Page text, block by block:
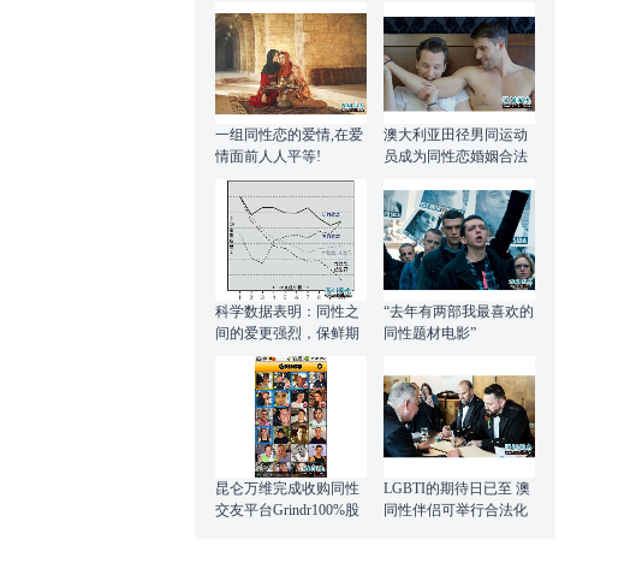
一组同性恋的爱情,在爱
情面前人人平等!
澳大利亚田径男同运动
员成为同性恋婚姻合法
科学数据表明：同性之
间的爱更强烈，保鲜期
“去年有两部我最喜欢的
同性题材电影”
昆仑万维完成收购同性
交友平台Grindr100%股
LGBTI的期待日已至 澳
同性伴侣可举行合法化